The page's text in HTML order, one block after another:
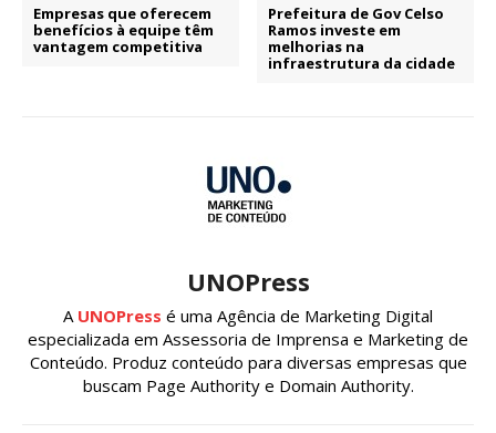
Empresas que oferecem
benefícios à equipe têm
vantagem competitiva
Prefeitura de Gov Celso
Ramos investe em
melhorias na
infraestrutura da cidade
UNOPress
A UNOPress é uma Agência de Marketing Digital
especializada em Assessoria de Imprensa e Marketing de
Conteúdo. Produz conteúdo para diversas empresas que
buscam Page Authority e Domain Authority.